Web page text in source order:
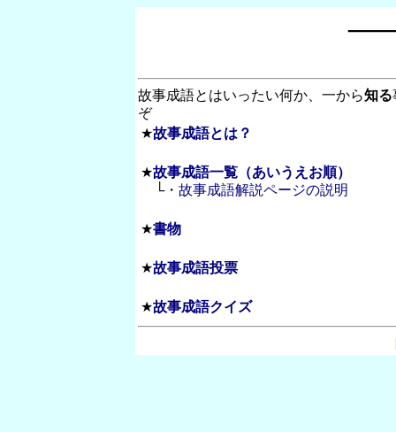
故事成語とはいったい何か、一から知る
ぞ
★故事成語とは？
★故事成語一覧（あいうえお順）
└・ 故事成語解説ページの説明
★書物
★故事成語投票
★故事成語クイズ